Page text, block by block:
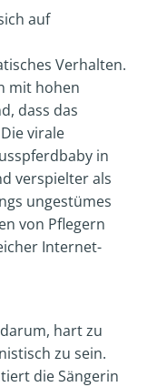
auf
Verhalten.
mit hohen
dass das
virale
in
verspielter als
ungestümes
von Pflegern
Internet-
hart zu
zu sein.
die Sängerin